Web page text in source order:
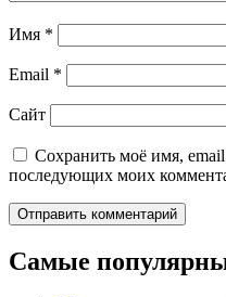
Имя *
Email *
Сайт
Сохранить моё имя, email
последующих моих
Самые